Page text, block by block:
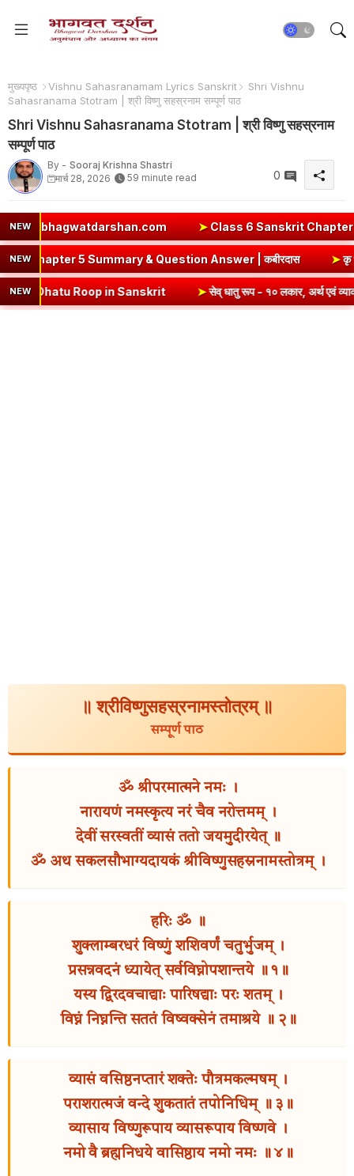
मुख्यपृष्ठ Vishnu Sahasranamam Lyrics Sanskrit
Shri Vishnu
Sahasranama Stotram | श्री विष्णु सहस्रनाम सम्पूर्ण पाठ
Shri Vishnu Sahasranama Stotram | श्री विष्णु सहस्रनाम
सम्पूर्ण पाठ
By - Sooraj Krishna Shastri
मार्च 28, 2026
59 minute read 0
NEW ➤Class 6 Sanskrit Chapter 3 Solutions | एषः कः ? एषा
NEW
Ke Dohe Class 8 Hindi Chapter 5 Summary & Question
NEW
in Sanskrit ➤सेव् धातु रूप - १० लकार, अर्थ एवं व्याकरण | Sev Dhatu
॥ श्रीविष्णुसहस्रनामस्तोत्रम् ॥
सम्पूर्ण पाठ
ॐ श्रीपरमात्मने नमः ।
नारायणं नमस्कृत्य नरं चैव नरोत्तमम् ।
देवीं सरस्वतीं व्यासं ततो जयमुदीरयेत् ॥
ॐ अथ सकलसौभाग्यदायकं श्रीविष्णुसहस्रनामस्तोत्रम् ।
हरिः ॐ ॥
शुक्लाम्बरधरं विष्णुं शशिवर्णं चतुर्भुजम् ।
प्रसन्नवदनं ध्यायेत् सर्वविघ्नोपशान्तये ॥ १॥
यस्य द्विरदवचाद्याः पारिषद्याः परः शतम् ।
विघ्नं निघ्नन्ति सततं विष्वक्सेनं तमाश्रये ॥ २॥
व्यासं वसिष्ठनप्तारं शक्तेः पौत्रमकल्मषम् ।
पराशरात्मजं वन्दे शुकतातं तपोनिधिम् ॥ ३॥
व्यासाय विष्णुरूपाय व्यासरूपाय विष्णवे ।
नमो वै ब्रह्मनिधये वासिष्ठाय नमो नमः ॥ ४॥